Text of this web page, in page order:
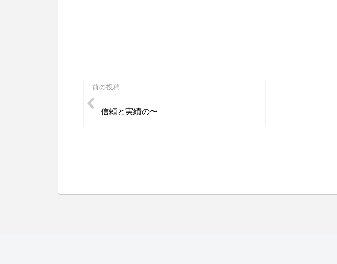
投
稿
前の投稿
信頼と実績の〜